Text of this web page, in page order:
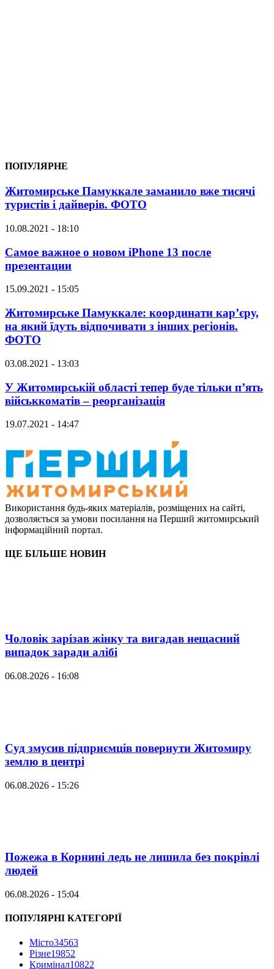
ПОПУЛЯРНЕ
Житомирське Памуккале заманило вже тисячі
туристів і дайверів. ФОТО
10.08.2021 - 18:10
Самое важное о новом iPhone 13 после
презентации
15.09.2021 - 15:05
Житомирське Памуккале: координати кар’єру,
на який їдуть відпочивати з інших регіонів.
ФОТО
03.08.2021 - 13:03
У Житомирській області тепер буде тільки п’ять
військкоматів – реорганізація
19.07.2021 - 14:47
Використання будь-яких матеріалів, розміщених на сайті,
дозволяється за умови посилання на Перший житомирський
інформаційний портал.
ЩЕ БІЛЬШЕ НОВИН
Чоловік зарізав жінку та вигадав нещасний
випадок заради алібі
06.08.2026 - 16:08
Суд змусив підприємців повернути Житомиру
землю в центрі
06.08.2026 - 15:26
Пожежа в Корнині ледь не лишила без покрівлі
людей
06.08.2026 - 15:04
ПОПУЛЯРНІ КАТЕГОРІЇ
Місто34563
Різне19852
Кримінал10822